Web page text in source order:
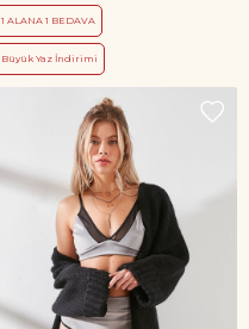
1 ALANA 1 BEDAVA
Büyük Yaz İndirimi